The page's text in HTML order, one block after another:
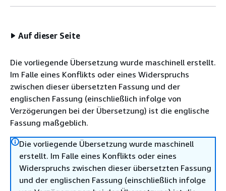
Auf dieser Seite
Die vorliegende Übersetzung wurde maschinell erstellt.
Im Falle eines Konflikts oder eines Widerspruchs
zwischen dieser übersetzten Fassung und der
englischen Fassung (einschließlich infolge von
Verzögerungen bei der Übersetzung) ist die englische
Fassung maßgeblich.
Die vorliegende Übersetzung wurde maschinell
erstellt. Im Falle eines Konflikts oder eines
Widerspruchs zwischen dieser übersetzten Fassung
und der englischen Fassung (einschließlich infolge